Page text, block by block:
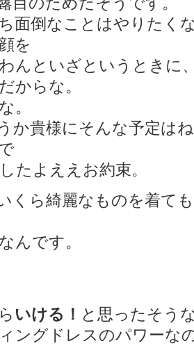
面倒なことはやりたく
を
んといざというときに
からな。
。
か貴様にそんな予定は
たよええお約束。
くら綺麗なものを着て
んです。
いける！ と思ったそう
ングドレスのパワーな